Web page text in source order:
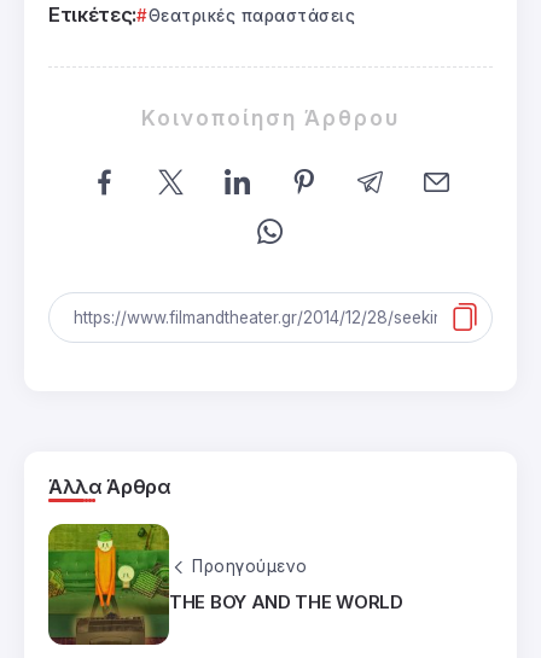
Ετικέτες: Θεατρικές παραστάσεις
Κοινοποίηση Άρθρου
Άλλα Άρθρα
Προηγούμενο
THE BOY AND THE WORLD